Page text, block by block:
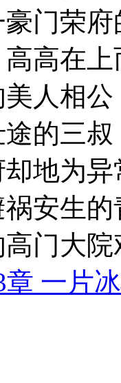
豪门荣
高在
人相
的三
地为
安生
高门大
一片